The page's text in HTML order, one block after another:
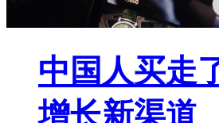
中国人买走
增长新渠道